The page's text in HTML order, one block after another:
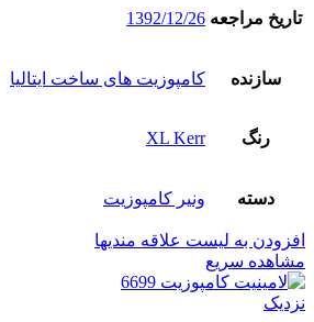
تاریخ مراجعه 1392/12/26
سازنده کامپوزیت های ساخت ایتالیا
رنگ XL Kerr
دسته ونیر کامپوزیت
افزودن به لیست علاقه مندیها
مشاهده سریع
نزدیک